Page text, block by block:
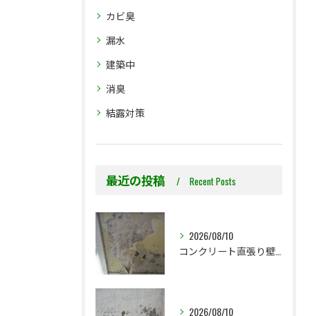
カビ臭
漏水
建築中
消臭
結露対策
最近の投稿 Recent Posts
2026/08/10
2026/08/10